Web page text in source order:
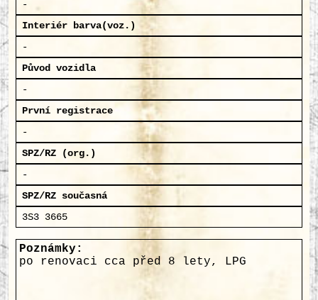
-
Interiér barva(voz.)
-
Původ vozidla
-
První registrace
-
SPZ/RZ (org.)
-
SPZ/RZ současná
3S3 3665
Poznámky:
po renovaci cca před 8 lety, LPG